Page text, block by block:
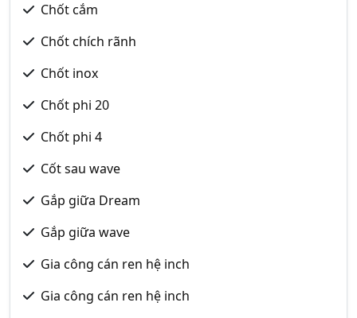
Chốt cắm
Chốt chích rãnh
Chốt inox
Chốt phi 20
Chốt phi 4
Cốt sau wave
Gắp giữa Dream
Gắp giữa wave
Gia công cán ren hệ inch
Gia công cán ren hệ inch